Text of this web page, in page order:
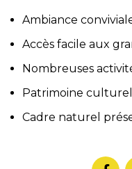
Ambiance
Accès facile aux
Nombreuses
Patrimoine
Cadre naturel